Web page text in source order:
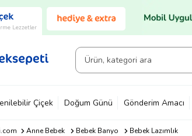
Lezzetler
Çiçek Doğum Günü Gönderim Amacı
Anne Bebek Bebek Banyo Bebek Lazımlık